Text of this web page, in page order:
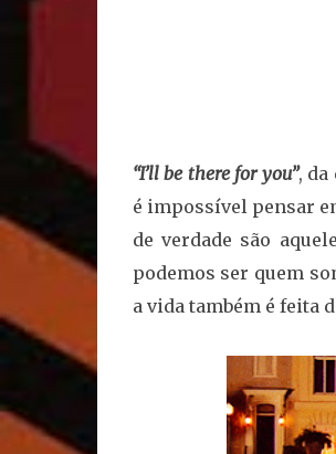
“I’ll be there for you”, da
é impossível pensar
de verdade são
podemos ser quem
a vida também é feita